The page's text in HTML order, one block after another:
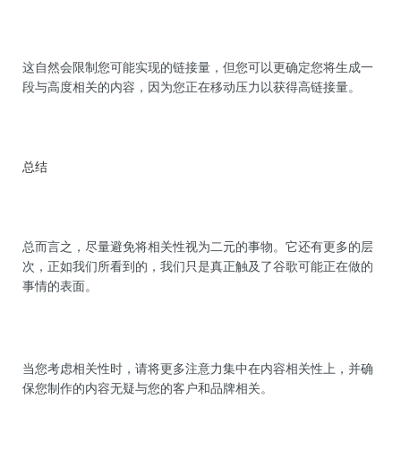
这自然会限制您可能实现的链接量，但您可以更确定您将生成一
段与高度相关的内容，因为您正在移动压力以获得高链接量。
总结
总而言之，尽量避免将相关性视为二元的事物。它还有更多的层
次，正如我们所看到的，我们只是真正触及了谷歌可能正在做的
事情的表面。
当您考虑相关性时，请将更多注意力集中在内容相关性上，并确
保您制作的内容无疑与您的客户和品牌相关。